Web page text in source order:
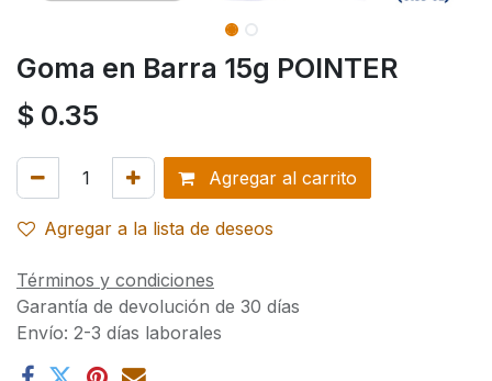
Goma en Barra 15g POINTER
$ 0.35
Agregar al carrito
Agregar a la lista de deseos
Términos y condiciones
Garantía de devolución de 30 días
Envío: 2-3 días laborales